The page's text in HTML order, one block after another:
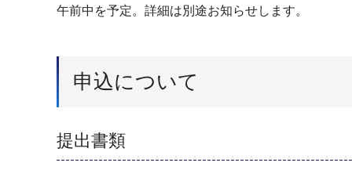
午前中を予定。詳細は別途お知らせします。
申込について
提出書類